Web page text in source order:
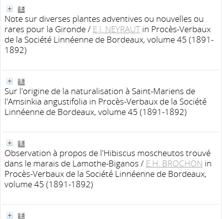
Note sur diverses plantes adventives ou nouvelles ou
rares pour la Gironde/ E.J. NEYRAUT in Procès-Verbaux
de la Société Linnéenne de Bordeaux, volume 45 (1891-
1892)
Sur l'origine de la naturalisation à Saint-Mariens de
l'Amsinkia angustifolia in Procès-Verbaux de la Société
Linnéenne de Bordeaux, volume 45 (1891-1892)
Observation à propos de l'Hibiscus moscheutos trouvé
dans le marais de Lamothe-Biganos / E.H. BROCHON in
Procès-Verbaux de la Société Linnéenne de Bordeaux,
volume 45 (1891-1892)